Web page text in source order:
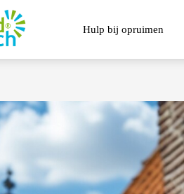
Hulp bij opruimen